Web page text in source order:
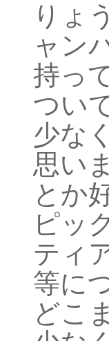
りょ
ャン
持っ
つい
少な
思い
とか
ピッ
ティ
等に
どこ